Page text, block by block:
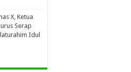
X, Ketua
Serap
Idul